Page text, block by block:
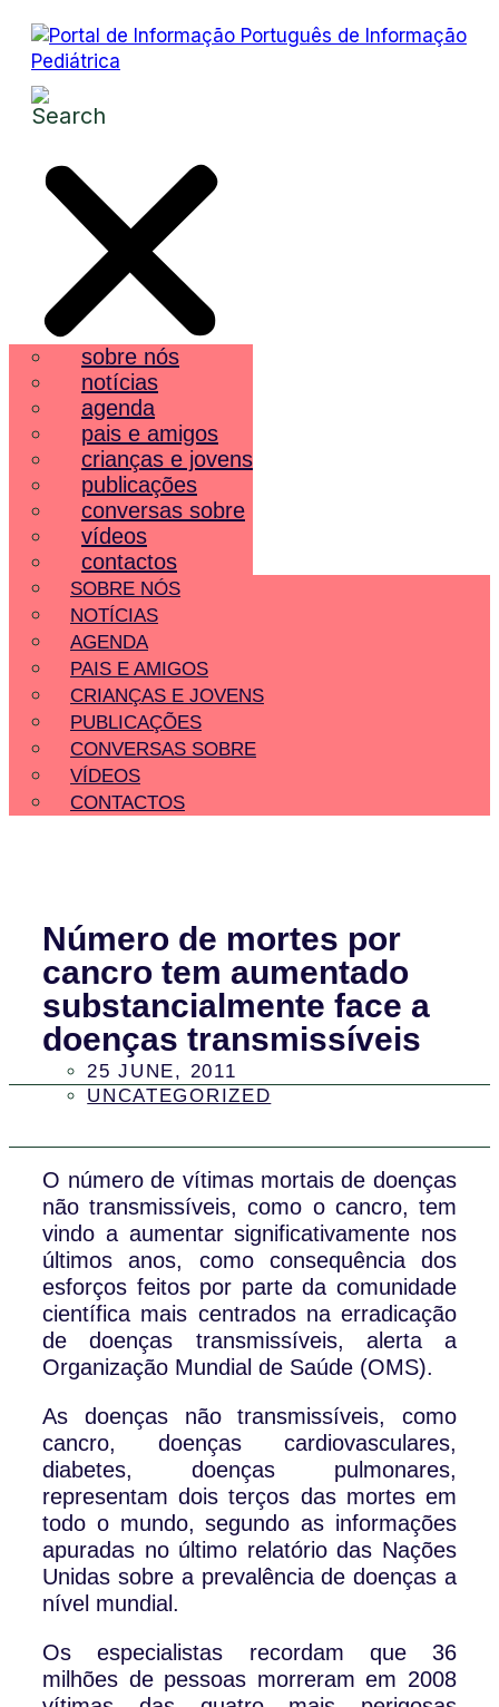
sobre nós
notícias
agenda
pais e amigos
crianças e jovens
publicações
conversas sobre
vídeos
contactos
SOBRE NÓS
NOTÍCIAS
AGENDA
PAIS E AMIGOS
CRIANÇAS E JOVENS
PUBLICAÇÕES
CONVERSAS SOBRE
VÍDEOS
CONTACTOS
Número de mortes por
cancro tem aumentado
substancialmente face a
doenças transmissíveis
25 JUNE, 2011
UNCATEGORIZED
O número de vítimas mortais de doenças
não transmissíveis, como o cancro, tem
vindo a aumentar significativamente nos
últimos anos, como consequência dos
esforços feitos por parte da comunidade
científica mais centrados na erradicação
de doenças transmissíveis, alerta a
Organização Mundial de Saúde (OMS).
As doenças não transmissíveis, como
cancro, doenças cardiovasculares,
diabetes, doenças pulmonares,
representam dois terços das mortes em
todo o mundo, segundo as informações
apuradas no último relatório das Nações
Unidas sobre a prevalência de doenças a
nível mundial.
Os especialistas recordam que 36
milhões de pessoas morreram em 2008